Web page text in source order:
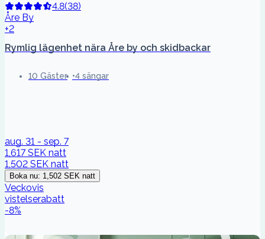
4.8(38)
Åre By
+2
Rymlig lägenhet nära Åre by och skidbackar
10 Gäster 4 sängar
aug. 31 - sep. 7
1,617 SEK natt
1,502 SEK natt
Boka nu: 1,502 SEK natt
Veckovis
vistelserabatt
-8%